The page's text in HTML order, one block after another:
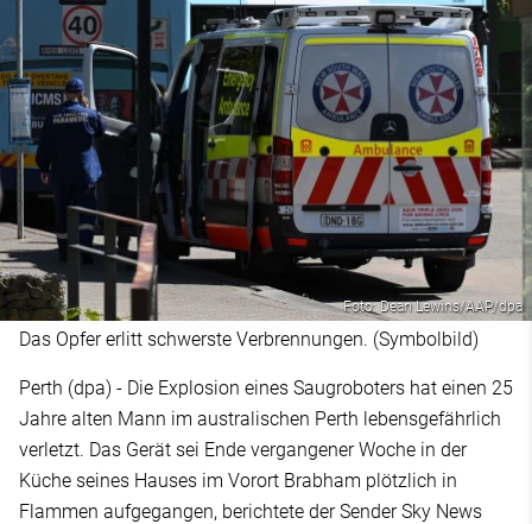
Foto: Dean Lewins/AAP/dpa
Das Opfer erlitt schwerste Verbrennungen. (Symbolbild)
Perth (dpa) - Die Explosion eines Saugroboters hat einen 25
Jahre alten Mann im australischen Perth lebensgefährlich
verletzt. Das Gerät sei Ende vergangener Woche in der
Küche seines Hauses im Vorort Brabham plötzlich in
Flammen aufgegangen, berichtete der Sender Sky News